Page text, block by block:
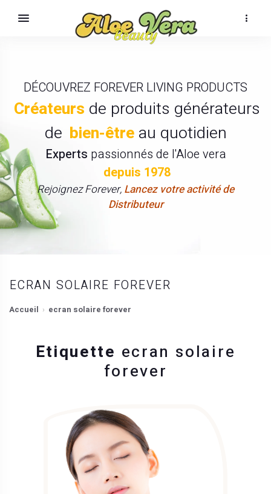
DÉCOUVREZ FOREVER LIVING PRODUCTS
Créateurs de produits générateurs
de bien-êtreau quotidien
Experts passionnés de l'Aloe vera
depuis 1978
Rejoignez Forever, Lancez votre activité de
Distributeur
ECRAN SOLAIRE FOREVER
Accueil ecran solaire forever
Etiquette ecran solaire
forever